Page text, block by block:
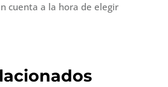
cuenta a la hora de elegir